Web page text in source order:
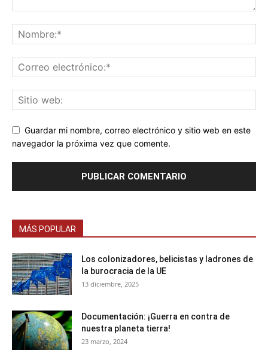
Guardar mi nombre, correo electrónico y sitio web en este
navegador la próxima vez que comente.
MÁS POPULAR
Los colonizadores, belicistas y ladrones de
la burocracia de la UE
13 diciembre, 2025
Documentación: ¡Guerra en contra de
nuestra planeta tierra!
23 marzo, 2024